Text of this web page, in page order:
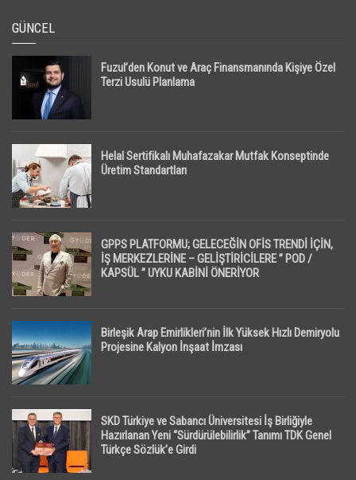
GÜNCEL
Fuzul’den Konut ve Araç Finansmanında Kişiye Özel
Terzi Usulü Planlama
Helal Sertifikalı Muhafazakar Mutfak Konseptinde
Üretim Standartları
GPPS PLATFORMU; GELECEĞİN OFİS TRENDİ İÇİN,
İŞ MERKEZLERİNE – GELİŞTİRİCİLERE ” POD /
KAPSÜL ” UYKU KABİNİ ÖNERİYOR
Birleşik Arap Emirlikleri’nin İlk Yüksek Hızlı Demiryolu
Projesine Kalyon İnşaat İmzası
SKD Türkiye ve Sabancı Üniversitesi İş Birliğiyle
Hazırlanan Yeni “Sürdürülebilirlik” Tanımı TDK Genel
Türkçe Sözlük’e Girdi